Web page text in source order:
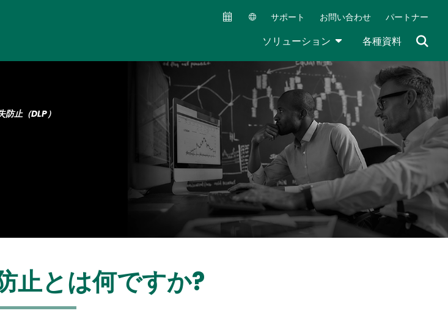
Secondary Navigation (JA)
サポート お問い合わせ パートナー
ソリューション TOGGLE DROPDOWN
各種資料
防止（DLP）
止とは何ですか?